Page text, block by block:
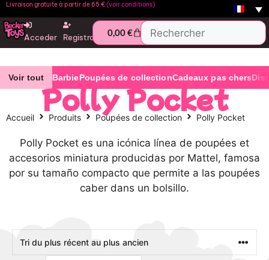
Livraison gratuite à partir de 65 €(voir conditions)
Acceder Registro 0,00€
Voir tout BarbiePoupées de collectionCadeaux pas chers
Polly Pocket
Accueil Produits Poupées de collection Polly Pocket
Polly Pocket es una icónica línea de poupées et
accesorios miniatura producidas por Mattel, famosa
por su tamaño compacto que permite a las poupées
caber dans un bolsillo.